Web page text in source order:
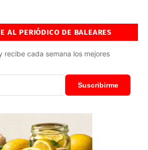
AL PERIÓDICO DE BALEARES
recibe cada semana los mejores
Suscribirme